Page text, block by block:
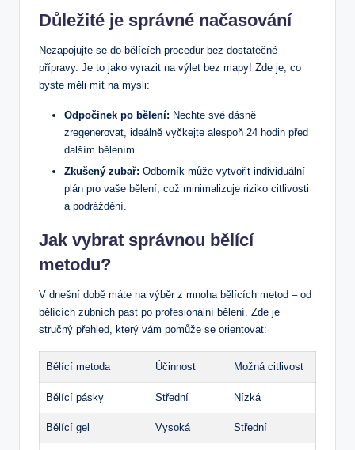
Důležité je správné načasování
Nezapojujte se do bělících procedur bez dostatečné
přípravy. Je to jako vyrazit na výlet bez mapy! Zde je, co
byste měli mít na mysli:
Odpočinek po bělení: Nechte své dásně
zregenerovat, ideálně vyčkejte alespoň 24 hodin před
dalším bělením.
Zkušený zubař: Odborník může vytvořit individuální
plán pro vaše bělení, což minimalizuje riziko citlivosti
a podráždění.
Jak vybrat správnou bělící
metodu?
V dnešní době máte na výběr z mnoha bělících metod – od
bělících zubních past po profesionální bělení. Zde je
stručný přehled, který vám pomůže se orientovat:
Bělící metoda Účinnost Možná citlivost
Bělící pásky Střední Nízká
Bělící gel Vysoká Střední